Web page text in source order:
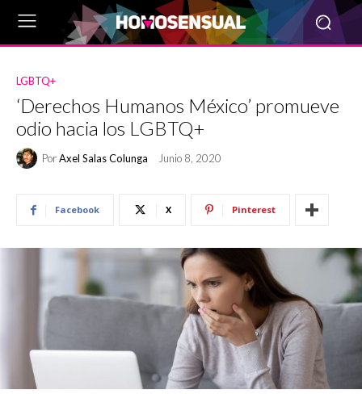
LGBTQ+
‘Derechos Humanos México’ promueve
odio hacia los LGBTQ+
PorAxel Salas Colunga Junio 8, 2020
Facebook X Pinterest